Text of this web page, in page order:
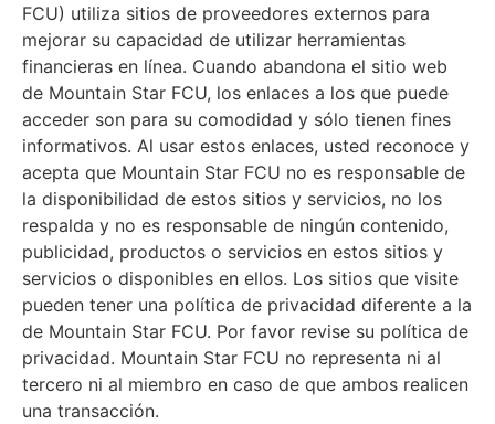
FCU) utiliza sitios de proveedores externos para
mejorar su capacidad de utilizar herramientas
financieras en línea. Cuando abandona el sitio web
de Mountain Star FCU, los enlaces a los que puede
acceder son para su comodidad y sólo tienen fines
informativos. Al usar estos enlaces, usted reconoce y
acepta que Mountain Star FCU no es responsable de
la disponibilidad de estos sitios y servicios, no los
respalda y no es responsable de ningún contenido,
publicidad, productos o servicios en estos sitios y
servicios o disponibles en ellos. Los sitios que visite
pueden tener una política de privacidad diferente a la
de Mountain Star FCU. Por favor revise su política de
privacidad. Mountain Star FCU no representa ni al
tercero ni al miembro en caso de que ambos realicen
una transacción.